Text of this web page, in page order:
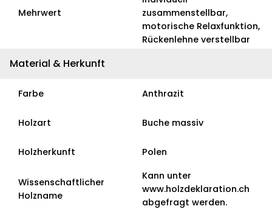
Mehrwert
zusammenstellbar,
motorische Relaxfunktion,
Rückenlehne verstellbar
Material & Herkunft
Farbe Anthrazit
Holzart Buche massiv
Holzherkunft Polen
Wissenschaftlicher
Holzname
Kann unter
www.holzdeklaration.ch
abgefragt werden.